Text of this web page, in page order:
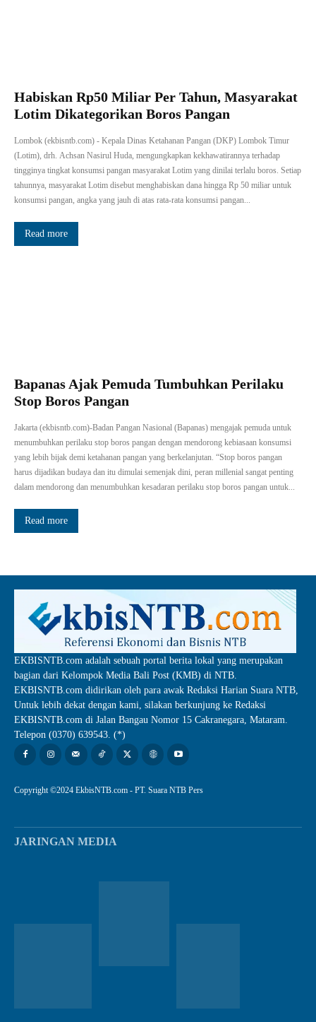
Habiskan Rp50 Miliar Per Tahun, Masyarakat
Lotim Dikategorikan Boros Pangan
Lombok (ekbisntb.com) - Kepala Dinas Ketahanan Pangan (DKP) Lombok Timur
(Lotim), drh. Achsan Nasirul Huda, mengungkapkan kekhawatirannya terhadap
tingginya tingkat konsumsi pangan masyarakat Lotim yang dinilai terlalu boros. Setiap
tahunnya, masyarakat Lotim disebut menghabiskan dana hingga Rp 50 miliar untuk
konsumsi pangan, angka yang jauh di atas rata-rata konsumsi pangan...
Read more
Bapanas Ajak Pemuda Tumbuhkan Perilaku
Stop Boros Pangan
Jakarta (ekbisntb.com)-Badan Pangan Nasional (Bapanas) mengajak pemuda untuk
menumbuhkan perilaku stop boros pangan dengan mendorong kebiasaan konsumsi
yang lebih bijak demi ketahanan pangan yang berkelanjutan. “Stop boros pangan
harus dijadikan budaya dan itu dimulai semenjak dini, peran millenial sangat penting
dalam mendorong dan menumbuhkan kesadaran perilaku stop boros pangan untuk...
Read more
EKBISNTB.com adalah sebuah portal berita lokal yang merupakan
bagian dari Kelompok Media Bali Post (KMB) di NTB.
EKBISNTB.com didirikan oleh para awak Redaksi Harian Suara NTB,
Untuk lebih dekat dengan kami, silakan berkunjung ke Redaksi
EKBISNTB.com di Jalan Bangau Nomor 15 Cakranegara, Mataram.
Telepon (0370) 639543. (*)
Copyright ©2024 EkbisNTB.com - PT. Suara NTB Pers
JARINGAN MEDIA